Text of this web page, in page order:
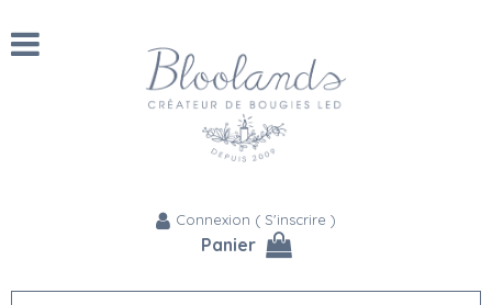
Connexion ( S'inscrire )
Panier